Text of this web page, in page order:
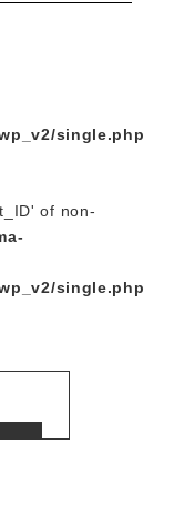
single.php
of non-
single.php